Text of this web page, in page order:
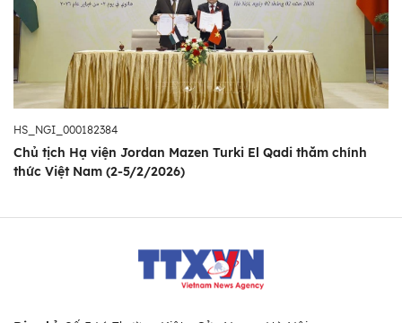
HS_NGI_000182384
Chủ tịch Hạ viện Jordan Mazen Turki El Qadi thăm chính
thức Việt Nam (2-5/2/2026)